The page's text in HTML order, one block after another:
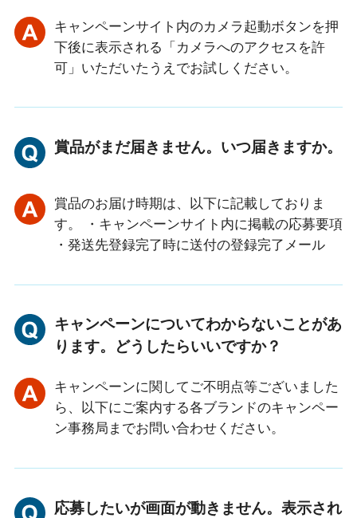
キャンペーンサイト内のカメラ起動ボタンを押
下後に表示される「カメラへのアクセスを許
可」いただいたうえでお試しください。
賞品がまだ届きません。いつ届きますか。
賞品のお届け時期は、以下に記載しておりま
す。 ・キャンペーンサイト内に掲載の応募要項
・発送先登録完了時に送付の登録完了メール
キャンペーンについてわからないことがあ
ります。どうしたらいいですか？
キャンペーンに関してご不明点等ございました
ら、以下にご案内する各ブランドのキャンペー
ン事務局までお問い合わせください。
応募したいが画面が動きません。表示され